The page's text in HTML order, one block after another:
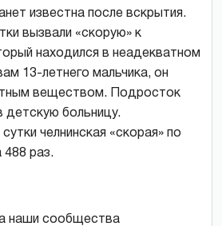
известна после вскрытия.
вызвали «скорую» к
находился в неадекватном
13-летнего мальчика, он
веществом. Подросток
детскую больницу.
челнинская «скорая» по
раз.
наши сообщества